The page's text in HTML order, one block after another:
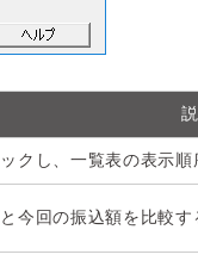
クし、一覧表の表示順
今回の振込額を比較す